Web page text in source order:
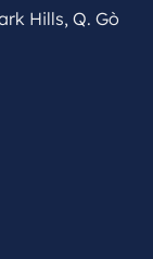
Hills, Q. Gò